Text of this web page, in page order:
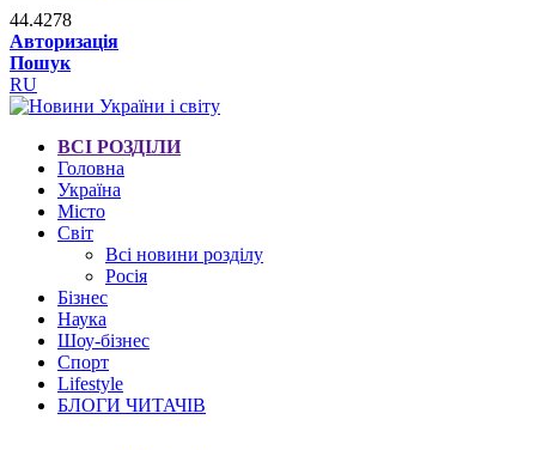
44.4278
Авторизація
Пошук
RU
ВСІ РОЗДІЛИ
Головна
Україна
Місто
Світ
Всі новини розділу
Росія
Бізнес
Наука
Шоу-бізнес
Спорт
Lifestyle
БЛОГИ ЧИТАЧІВ